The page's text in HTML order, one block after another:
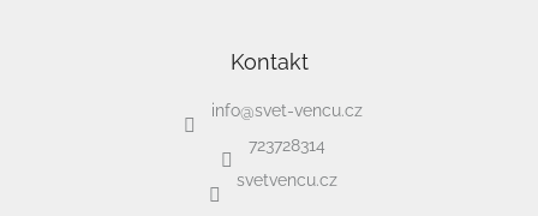
Kontakt
info@svet-vencu.cz
723728314
svetvencu.cz